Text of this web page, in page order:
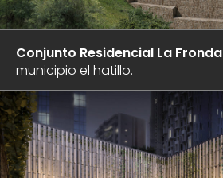
Conjunto Residencial La Fronda
municipio el hatillo.